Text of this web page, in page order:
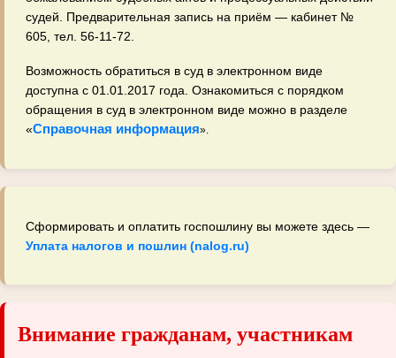
судей. Предварительная запись на приём — кабинет №
605, тел. 56‑11‑72.
Возможность обратиться в суд в электронном виде
доступна с 01.01.2017 года. Ознакомиться с порядком
обращения в суд в электронном виде можно в разделе
«Справочная информация».
Сформировать и оплатить госпошлину вы можете здесь —
Уплата налогов и пошлин (nalog.ru)
Внимание гражданам, участникам